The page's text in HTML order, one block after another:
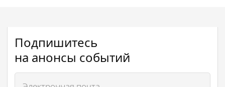
Подпишитесь
на анонсы событий